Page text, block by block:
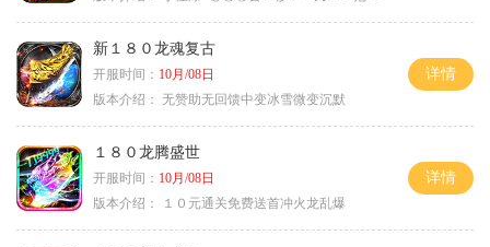
新１８０龙魂复古
开服时间： 10月/08日
版本介绍： 无赞助无回馈中变冰雪微变沉默
详情
１８０龙腾盛世
开服时间： 10月/08日
版本介绍：
１０元通关免费送首冲火龙乱爆
详情